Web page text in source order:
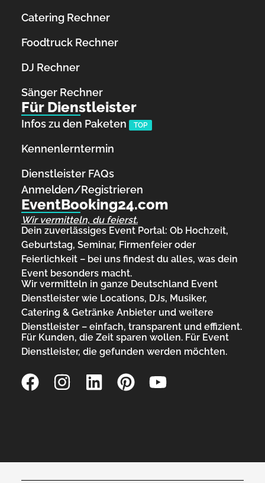
Catering Rechner
Foodtruck Rechner
DJ Rechner
Sänger Rechner
Für Dienstleister
Infos zu den Paketen TOP
Kennenlerntermin
Dienstleister FAQs
Anmelden/Registrieren
EventBooking24.com
Wir vermitteln, du feierst.
Dein zuverlässiges Event Portal: Ob Hochzeit,
Geburtstag, Seminar, Firmenfeier oder
Feierlichkeit – bei uns findest du alles, was dein
Event besonders macht.
Wir vermitteln in ganze Deutschland Event
Dienstleister wie Locations, DJs, Musiker,
Catering & Getränke Anbieter und weitere
Dienstleister – einfach, transparent und effizient.
Für Kunden, die Zeit sparen wollen. Für Event
Dienstleister, die gefunden werden möchten.